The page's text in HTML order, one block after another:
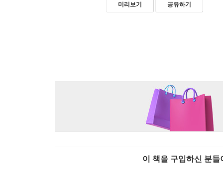
미리보기 공유하기
이 책을 구입하신 분